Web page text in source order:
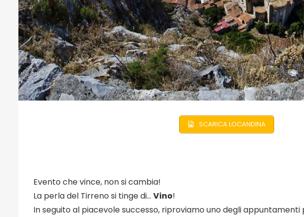
SCARICA LOCANDINA
Evento che vince, non si cambia!
La perla del Tirreno si tinge di… Vino!
In seguito al piacevole successo, riproviamo uno degli